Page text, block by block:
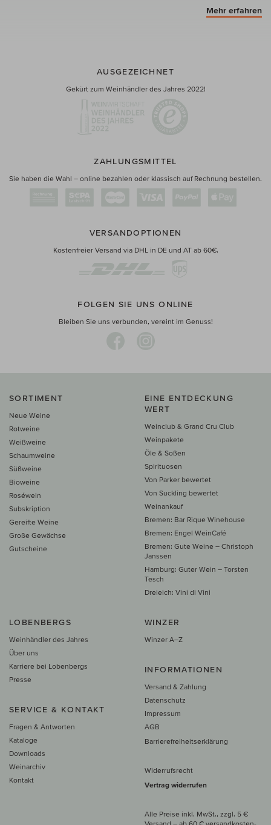
Mehr erfahren
AUSGEZEICHNET
Gekürt zum Weinhändler des Jahres 2022!
ZAHLUNGSMITTEL
Sie haben die Wahl – online bezahlen oder klassisch auf Rechnung bestellen.
VERSANDOPTIONEN
Kostenfreier Versand via DHL in DE und AT ab 60€.
FOLGEN SIE UNS ONLINE
Bleiben Sie uns verbunden, vereint im Genuss!
SORTIMENT
Neue Weine
Rotweine
Weißweine
Schaumweine
Süßweine
Bioweine
Roséwein
Subskription
Gereifte Weine
Große Gewächse
Gutscheine
EINE ENTDECKUNG
WERT
Weinclub & Grand Cru Club
Weinpakete
Öle & Soßen
Spirituosen
Von Parker bewertet
Von Suckling bewertet
Weinankauf
Bremen: Bar Rique Winehouse
Bremen: Engel WeinCafé
Bremen: Gute Weine – Christoph
Janssen
Hamburg: Guter Wein – Torsten
Tesch
Dreieich: Vini di Vini
LOBENBERGS
Weinhändler des Jahres
Über uns
Karriere bei Lobenbergs
Presse
SERVICE & KONTAKT
Fragen & Antworten
Kataloge
Downloads
Weinarchiv
Kontakt
WINZER
Winzer A–Z
INFORMATIONEN
Versand & Zahlung
Datenschutz
Impressum
AGB
Barrierefreiheitserklärung
Widerrufsrecht
Vertrag widerrufen
Alle Preise inkl. MwSt., zzgl. 5 €